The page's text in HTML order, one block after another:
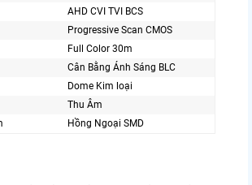
AHD CVI TVI BCS
Progressive Scan CMOS
Full Color 30m
Cân Bằng Ánh Sáng BLC
Dome Kim loại
Thu Âm
Hồng Ngoại SMD